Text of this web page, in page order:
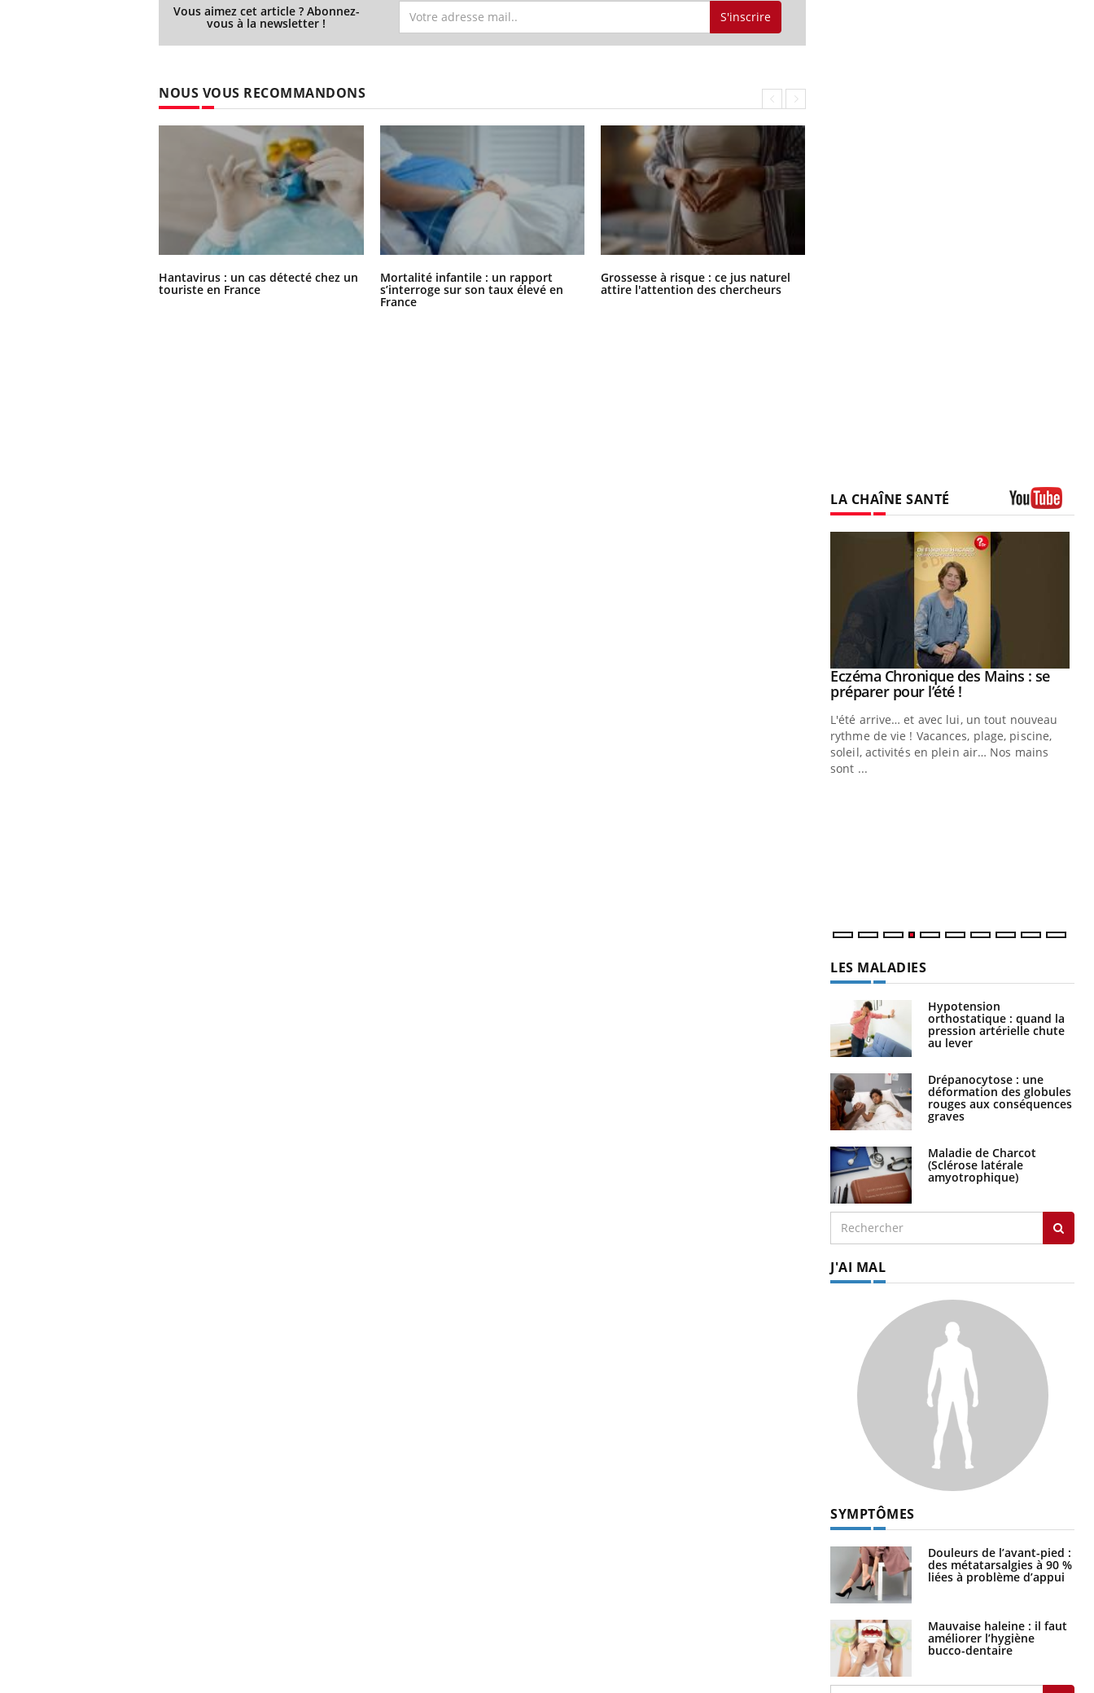
Vous aimez cet article ? Abonnez-
vous à la newsletter ! S'inscrire
NOUS VOUS RECOMMANDONS
Hantavirus : un cas détecté chez un
touriste en France
Mortalité infantile : un rapport
s’interroge sur son taux élevé en
France
Grossesse à risque : ce jus naturel
attire l'attention des chercheurs
LA CHAÎNE SANTÉ
Youtube
Eczéma Chronique des Mains : se
préparer pour l’été !Youtube
L'été arrive… et avec lui, un tout nouveau
rythme de vie ! Vacances, plage, piscine,
soleil, activités en plein air… Nos mains
sont ...
LES MALADIES
Hypotension
orthostatique : quand la
pression artérielle chute
au lever
Drépanocytose : une
déformation des globules
rouges aux conséquences
graves
Maladie de Charcot
(Sclérose latérale
amyotrophique)
J'AI MAL
SYMPTÔMES
Douleurs de l’avant-pied :
des métatarsalgies à 90 %
liées à problème d’appui
Mauvaise haleine : il faut
améliorer l’hygiène
bucco-dentaire